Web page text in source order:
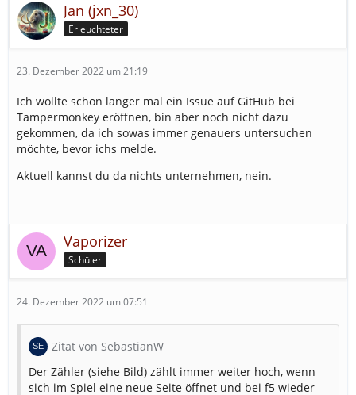
Jan (jxn_30)
Erleuchteter
23. Dezember 2022 um 21:19
Ich wollte schon länger mal ein Issue auf GitHub bei
Tampermonkey eröffnen, bin aber noch nicht dazu
gekommen, da ich sowas immer genauers untersuchen
möchte, bevor ichs melde.
Aktuell kannst du da nichts unternehmen, nein.
Vaporizer
Schüler
24. Dezember 2022 um 07:51
Zitat von SebastianW
Der Zähler (siehe Bild) zählt immer weiter hoch, wenn
sich im Spiel eine neue Seite öffnet und bei f5 wieder